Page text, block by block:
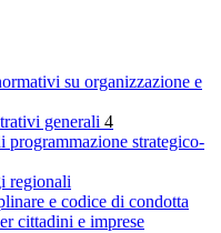
su organizzazione e
generali 4
programmazione strategico-
regionali
e codice di condotta
cittadini e imprese